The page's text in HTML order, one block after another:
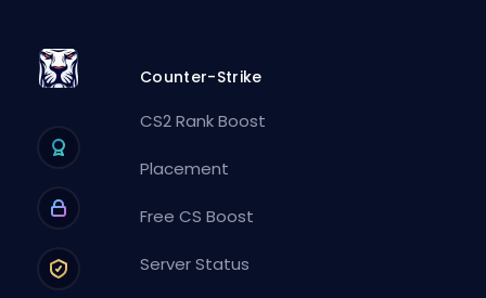
Counter-Strike
CS2 Rank Boost
Placement
Free CS Boost
Server Status